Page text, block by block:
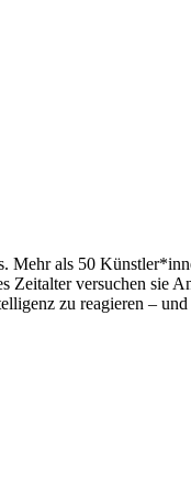
Mehr als 50
versuchen sie
zu reagieren –